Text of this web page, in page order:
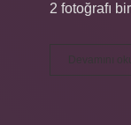
2 fotoğrafı
Devamını